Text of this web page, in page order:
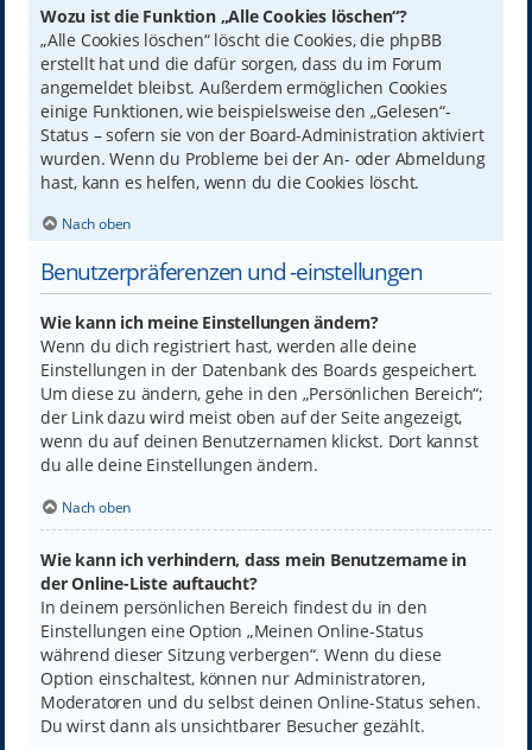
Wozu ist die Funktion „Alle Cookies löschen“?
„Alle Cookies löschen“ löscht die Cookies, die phpBB
erstellt hat und die dafür sorgen, dass du im Forum
angemeldet bleibst. Außerdem ermöglichen Cookies
einige Funktionen, wie beispielsweise den „Gelesen“-
Status – sofern sie von der Board-Administration aktiviert
wurden. Wenn du Probleme bei der An- oder Abmeldung
hast, kann es helfen, wenn du die Cookies löscht.
Nach oben
Benutzerpräferenzen und -einstellungen
Wie kann ich meine Einstellungen ändern?
Wenn du dich registriert hast, werden alle deine
Einstellungen in der Datenbank des Boards gespeichert.
Um diese zu ändern, gehe in den „Persönlichen Bereich“;
der Link dazu wird meist oben auf der Seite angezeigt,
wenn du auf deinen Benutzernamen klickst. Dort kannst
du alle deine Einstellungen ändern.
Nach oben
Wie kann ich verhindern, dass mein Benutzername in
der Online-Liste auftaucht?
In deinem persönlichen Bereich findest du in den
Einstellungen eine Option „Meinen Online-Status
während dieser Sitzung verbergen“. Wenn du diese
Option einschaltest, können nur Administratoren,
Moderatoren und du selbst deinen Online-Status sehen.
Du wirst dann als unsichtbarer Besucher gezählt.